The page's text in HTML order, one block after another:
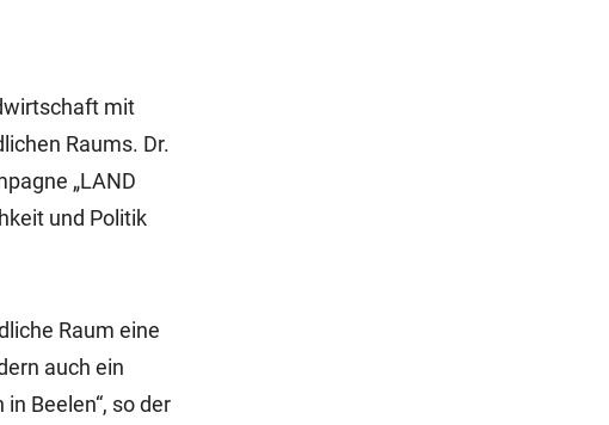
mit
Raums. Dr.
„LAND
und Politik
Raum eine
auch ein
Beelen“, so der